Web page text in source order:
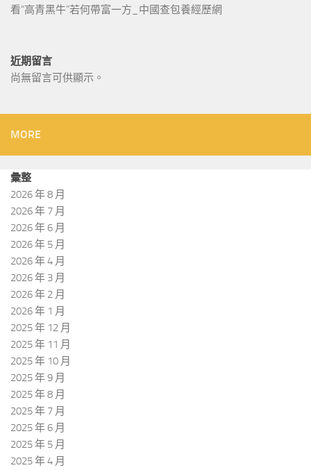
看“高青黑牛”若何帶富一方_中國查包養經歷網
近期留言
尚無留言可供顯示。
MORE
彙整
2026 年 8 月
2026 年 7 月
2026 年 6 月
2026 年 5 月
2026 年 4 月
2026 年 3 月
2026 年 2 月
2026 年 1 月
2025 年 12 月
2025 年 11 月
2025 年 10 月
2025 年 9 月
2025 年 8 月
2025 年 7 月
2025 年 6 月
2025 年 5 月
2025 年 4 月